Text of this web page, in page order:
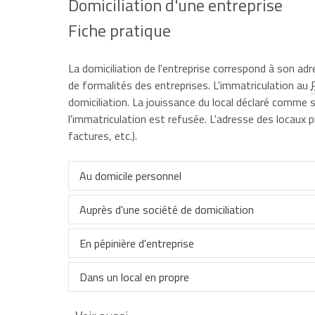
Domiciliation d'une entreprise
Fiche pratique
La domiciliation de l'entreprise correspond à son
de formalités des entreprises. L'immatriculation au
domiciliation. La jouissance du local déclaré
l'immatriculation est refusée. L'adresse des locaux
factures, etc.).
Au domicile personnel
La domiciliation de l'entreprise peut se faire
systématiquement de disposer d'un local
L'entrepreneur individuel (commerçant, artisan,
son domicile personnel.
Auprès d'une société de domiciliation
L'entrepreneur (société ou entrepreneur
de domiciliation, agréée par le préfet du
En pépinière d'entreprise
Rejoindre une pépinière d'entreprise, dans des
Dans un local en propre